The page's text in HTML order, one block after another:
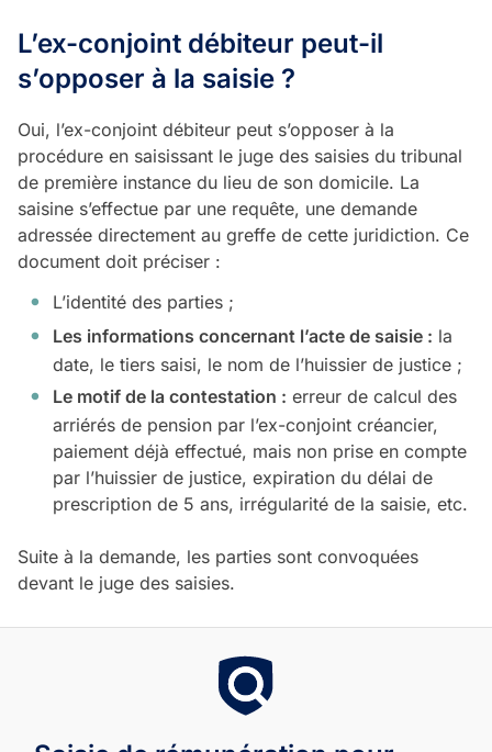
L’ex-conjoint débiteur peut-il
s’opposer à la saisie ?
Oui, l’ex-conjoint débiteur peut s’opposer à la
procédure en saisissant le juge des saisies du tribunal
de première instance du lieu de son domicile. La
saisine s’effectue par une requête, une demande
adressée directement au greffe de cette juridiction. Ce
document doit préciser :
L’identité des parties ;
Les informations concernant l’acte de saisie : la
date, le tiers saisi, le nom de l’huissier de justice ;
Le motif de la contestation : erreur de calcul des
arriérés de pension par l’ex-conjoint créancier,
paiement déjà effectué, mais non prise en compte
par l’huissier de justice, expiration du délai de
prescription de 5 ans, irrégularité de la saisie, etc.
Suite à la demande, les parties sont convoquées
devant le juge des saisies.